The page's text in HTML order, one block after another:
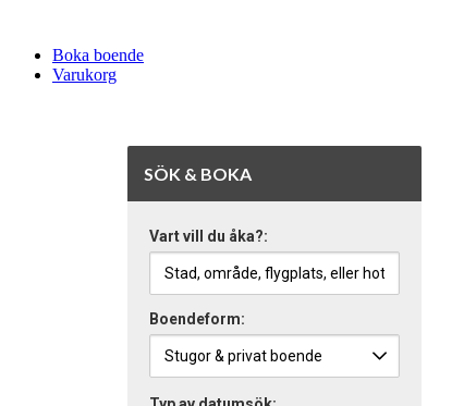
Boka boende
Varukorg
SÖK & BOKA
Vart vill du åka?:
Boendeform: